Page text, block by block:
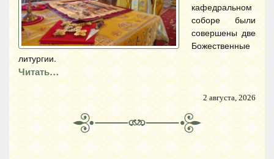
кафедральном
соборе были
совершены две
Божественные
литургии.
Читать…
2 августа, 2026